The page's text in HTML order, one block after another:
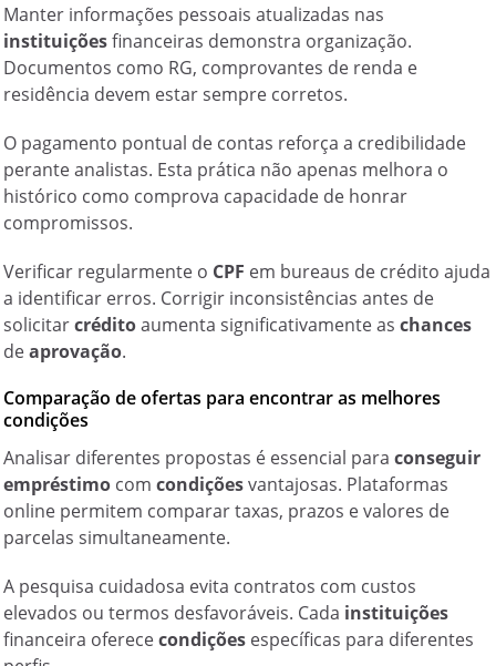
Manter informações pessoais atualizadas nas
instituiçõesfinanceiras demonstra organização.
Documentos como RG, comprovantes de renda e
residência devem estar sempre corretos.
O pagamento pontual de contas reforça a credibilidade
perante analistas. Esta prática não apenas melhora o
histórico como comprova capacidade de honrar
compromissos.
Verificar regularmente o CPF em bureaus de crédito ajuda
a identificar erros. Corrigir inconsistências antes de
solicitarcréditoaumenta significativamente aschances
deaprovação.
Comparação de ofertas para encontrar as melhores
condições
Analisar diferentes propostas é essencial paraconseguir
empréstimo comcondiçõesvantajosas. Plataformas
online permitem comparar taxas, prazos e valores de
parcelas simultaneamente.
A pesquisa cuidadosa evita contratos com custos
elevados ou termos desfavoráveis. Cada instituições
financeira oferececondições específicas para diferentes